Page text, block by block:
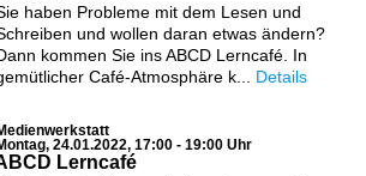
haben Probleme mit dem Lesen und
und wollen daran etwas ändern?
kommen Sie ins ABCD Lerncafé. In
Café-Atmosphäre k... Details
24.01.2022, 17:00 - 19:00 Uhr
Lerncafé